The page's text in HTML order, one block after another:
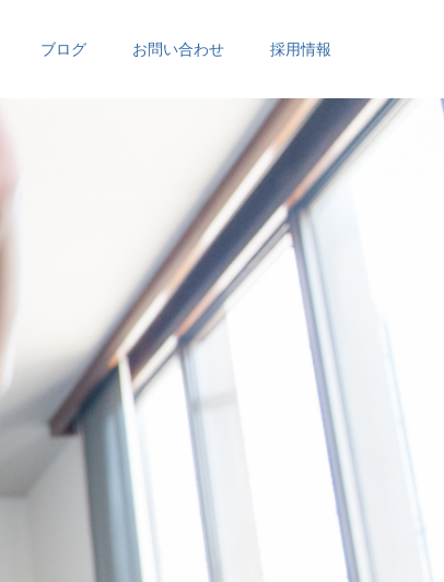
ブログ お問い合わせ 採用情報